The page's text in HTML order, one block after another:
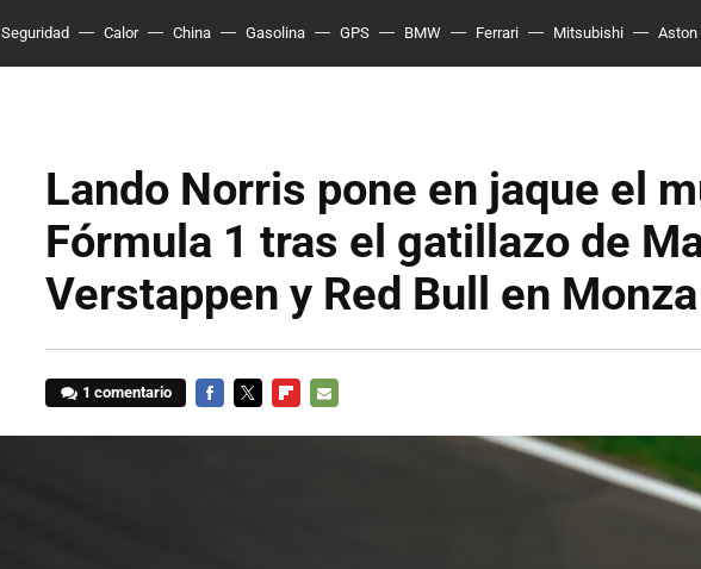
Seguridad Calor China Gasolina GPS BMW Ferrari Mitsubishi Aston
Lando Norris pone en jaque el
Fórmula 1 tras el gatillazo de
Verstappen y Red Bull en Monza
1 comentario